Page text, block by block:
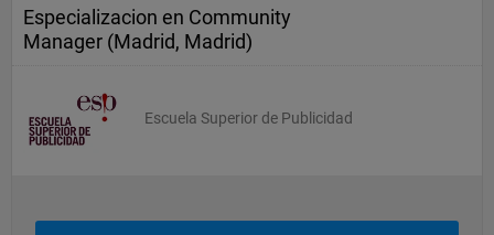
Especializacion en Community
Manager (Madrid, Madrid)
Escuela Superior de Publicidad